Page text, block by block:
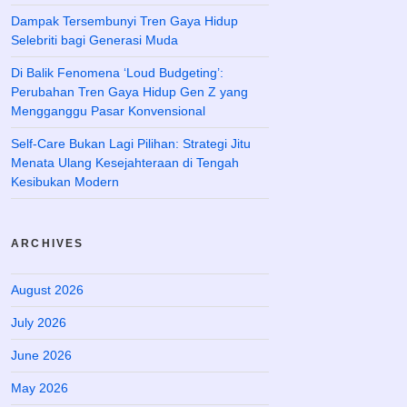
Dampak Tersembunyi Tren Gaya Hidup
Selebriti bagi Generasi Muda
Di Balik Fenomena ‘Loud Budgeting’:
Perubahan Tren Gaya Hidup Gen Z yang
Mengganggu Pasar Konvensional
Self-Care Bukan Lagi Pilihan: Strategi Jitu
Menata Ulang Kesejahteraan di Tengah
Kesibukan Modern
ARCHIVES
August 2026
July 2026
June 2026
May 2026